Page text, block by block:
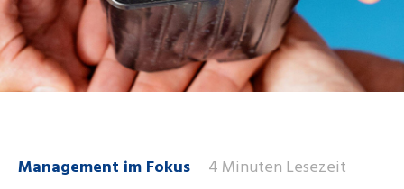
Management im Fokus 4 Minuten Lesezeit